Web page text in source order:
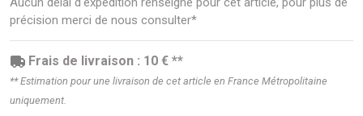
précision merci de nous consulter*
Frais de livraison : 10 € **
** Estimation pour une livraison de cet article en France Métropolitaine
uniquement.